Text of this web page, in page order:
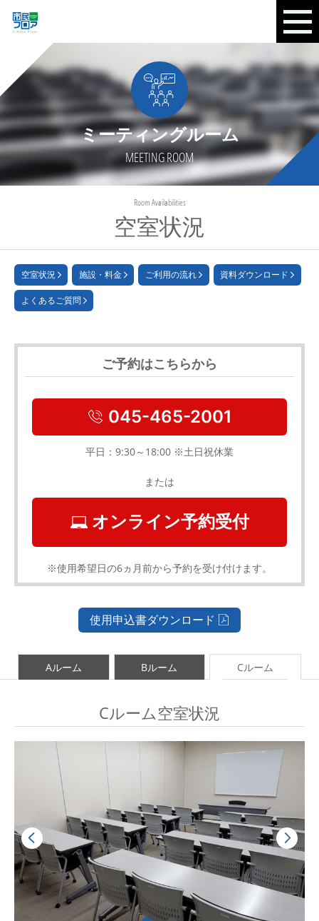
ミーティングルーム
MEETING ROOM
空室状況
Room Availabilities
空室状況 施設・料金 ご利用の流れ 資料ダウンロード
よくあるご質問
ご予約はこちらから
045-465-2001
平日：9:30～18:00 ※土日祝休業
または
オンライン予約受付
※使用希望日の6ヵ月前から予約を受け付けます。
使用申込書ダウンロード
Aルーム Bルーム Cルーム
Cルーム空室状況